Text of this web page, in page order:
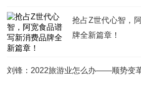
抢占Z世代心智，
牌全新篇章！
刘锋：2022旅游业怎么办——顺势变